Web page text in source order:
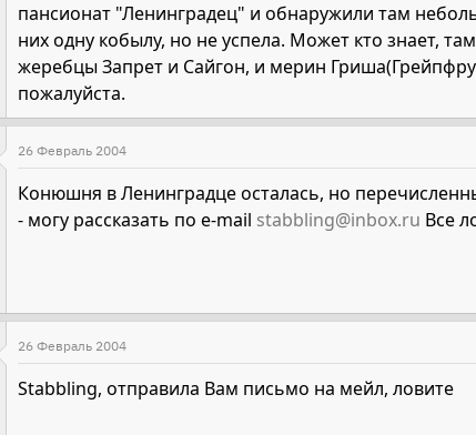
пансионат "Ленинградец" и обнаружили там
них одну кобылу, но не успела. Может кто знает,
жеребцы Запрет и Сайгон, и мерин
пожалуйста.
26 Февраль 2004
Конюшня в Ленинградце осталась, но
- могу рассказать по e-mail stabbling@inbox.ru Все
26 Февраль 2004
Stabbling, отправила Вам письмо на мейл, ловите